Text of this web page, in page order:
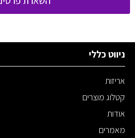
ניווט כללי
אריזות
קטלוג מוצרים
אודות
מאמרים